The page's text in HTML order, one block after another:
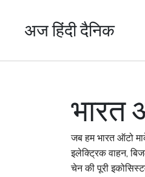
अज हिंदी दैनिक
भारत
जब हमभारत ऑटो
इलेक्ट्रिक वाहन,
चेन की पूरी